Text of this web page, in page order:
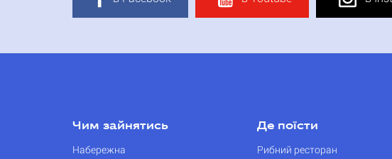
Чим зайнятись
Набережна
Де поїсти
Рибний ресторан